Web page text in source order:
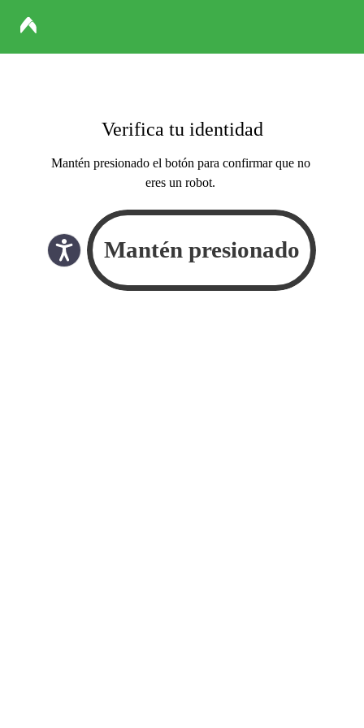
Verifica tu identidad
Mantén presionado el botón para confirmar que no
eres un robot.